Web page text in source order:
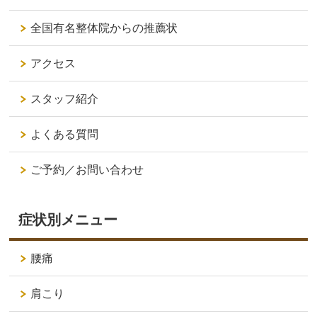
全国有名整体院からの推薦状
アクセス
スタッフ紹介
よくある質問
ご予約／お問い合わせ
症状別メニュー
腰痛
肩こり